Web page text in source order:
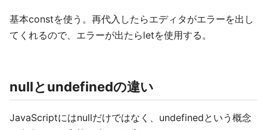
基本constを使う。再代入したらエディタがエラーを出し
てくれるので、エラーが出たらletを使用する。
nullとundefinedの違い
JavaScriptにはnullだけではなく、undefinedという概念